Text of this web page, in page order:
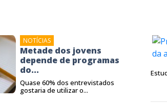
NOTÍCIAS
Metade dos jovens
depende de programas
do...
Quase 60% dos entrevistados
gostaria de utilizar o...